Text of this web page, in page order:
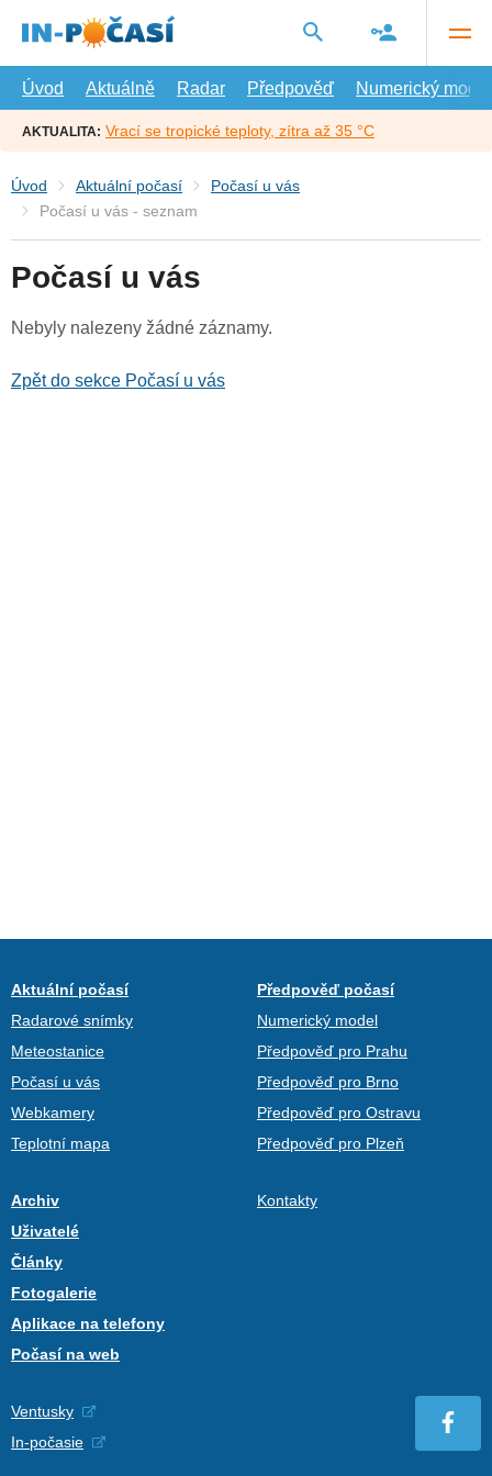
hlavní
Úvod
Aktuálně Radar Předpověď Numerický model
AKTUALITA: Vrací se tropické teploty, zítra až 35 °C
Úvod Aktuální počasí
Počasí u vás
Počasí u vás - seznam
Počasí u vás
Nebyly nalezeny žádné záznamy.
Zpět do sekce Počasí u vás
Aktuální počasí
Radarové snímky
Meteostanice
Počasí u vás
Webkamery
Teplotní mapa
Předpověď počasí
Numerický model
Předpověď pro Prahu
Předpověď pro Brno
Předpověď pro Ostravu
Předpověď pro Plzeň
Archiv
Uživatelé
Články
Fotogalerie
Aplikace na telefony
Počasí na web
Kontakty
Ventusky
In-počasie